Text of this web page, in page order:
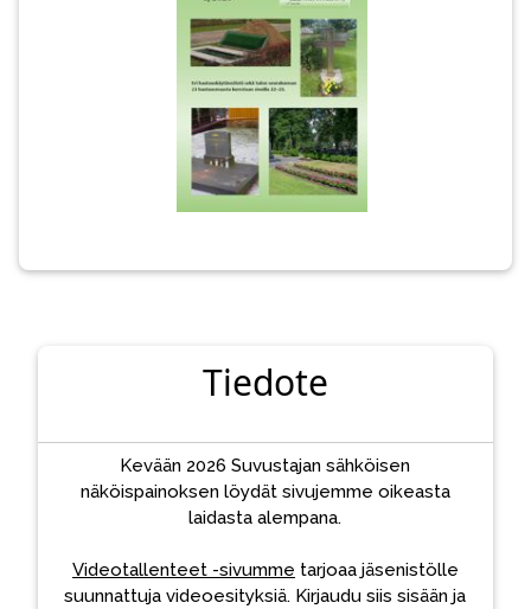
Tiedote
Kevään 2026 Suvustajan sähköisen
näköispainoksen löydät sivujemme oikeasta
laidasta alempana.
Videotallenteet -sivumme tarjoaa jäsenistölle
suunnattuja videoesityksiä. Kirjaudu siis sisään ja